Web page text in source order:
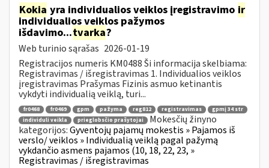
Kokia yra individualios veiklos įregistravimo ir
individualios veiklos pažymos
išdavimo...tvarka?
Web turinio sąrašas 2026-01-19
Registracijos numeris KM0488 Ši informacija skelbiama:
Registravimas / išregistravimas 1. Individualios veiklos
įregistravimas Prašymas Fizinis asmuo ketinantis
vykdyti individualią veiklą, turi...
fr0468 fr0469 gpm pažyma reg812 registravimas
gpmį 34 str
individuli veikla
prieglobsčio prašytojai
Mokesčių žinyno
kategorijos:Gyventojų pajamų mokestis » Pajamos iš
verslo/ veiklos » Individualią veiklą pagal pažymą
vykdančio asmens pajamos (10, 18, 22, 23, »
Registravimas / išregistravimas